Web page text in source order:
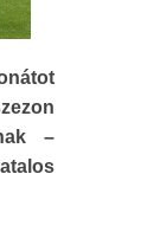
–